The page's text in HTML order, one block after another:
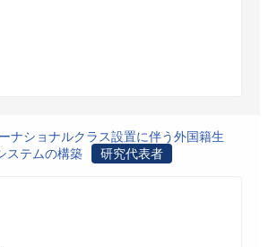
ナショナルクラス設置に伴う外国籍生
ステムの構築
研究代表者